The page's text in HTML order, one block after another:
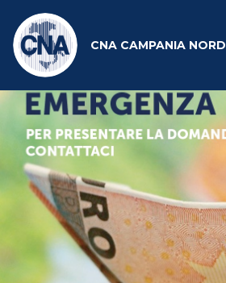
CNA CAMPANIA NORD